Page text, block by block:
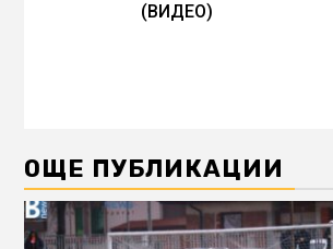
(ВИДЕО)
ОЩЕ ПУБЛИКАЦИИ